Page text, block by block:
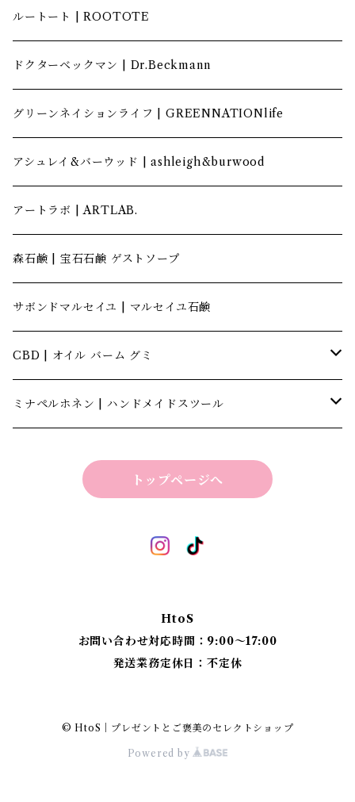
ルートート | ROOTOTE
ドクターベックマン | Dr.Beckmann
グリーンネイションライフ | GREENNATIONlife
アシュレイ&バーウッド | ashleigh&burwood
アートラボ | ARTLAB.
森石鹸 | 宝石石鹸 ゲストソープ
サボンドマルセイユ | マルセイユ石鹸
CBD | オイル バーム グミ
キャナテック | CannaTech
ミナペルホネン | ハンドメイドスツール
折り畳みスツール
丸脚四角スツール
細脚四角スツール
トップページへ
HtoS
お問い合わせ対応時間：9:00〜17:00
発送業務定休日：不定休
© HtoS｜プレゼントとご褒美のセレクトショップ
Powered by